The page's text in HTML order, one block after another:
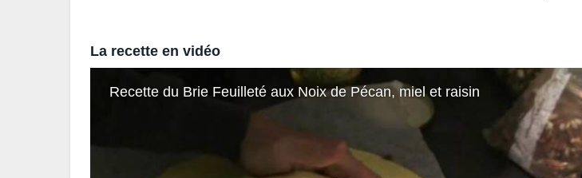
La recette en vidéo
Recette du Brie Feuilleté aux Noix de Pécan, miel et raisin